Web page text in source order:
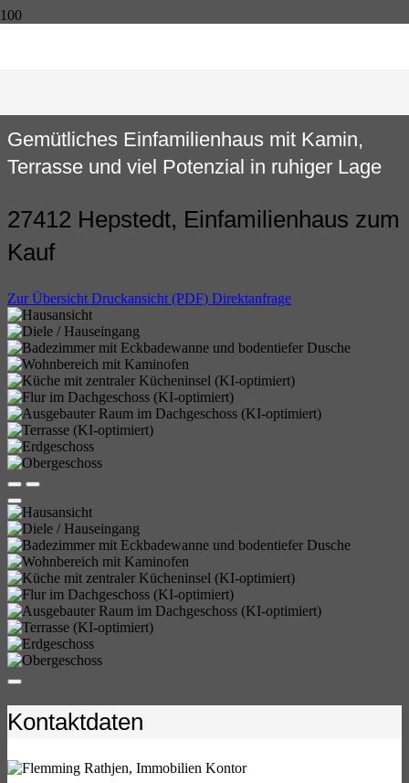
Gemütliches Einfamilienhaus mit Kamin,
Terrasse und viel Potenzial in ruhiger Lage
27412 Hepstedt, Einfamilienhaus zum
Kauf
Zur Übersicht Druckansicht (PDF) Direktanfrage
Kontaktdaten